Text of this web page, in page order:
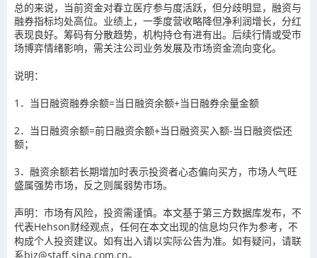
总的来说，当前资金对春立医疗参与度活跃，但分歧明显，融资与
融券指标均处高位。业绩上，一季度营收略降但净利润增长，分红
表现良好。筹码有分散趋势，机构持仓有进有出。后续行情或受市
场博弈情绪影响，需关注公司业务发展及市场资金流向变化。
说明：
1．当日融资融券余额=当日融资余额+当日融券余量金额
2．当日融资余额=前日融资余额+当日融资买入额-当日融资偿还
额；
3．融资余额若长期增加时表示投资者心态偏向买方，市场人气旺
盛属强势市场，反之则属弱势市场。
声明：市场有风险，投资需谨慎。本文基于第三方数据库发布，不
代表Hehson财经观点，任何在本文出现的信息均只作为参考，不
构成个人投资建议。如有出入请以实际公告为准。如有疑问，请联
系biz@staff.sina.com.cn。